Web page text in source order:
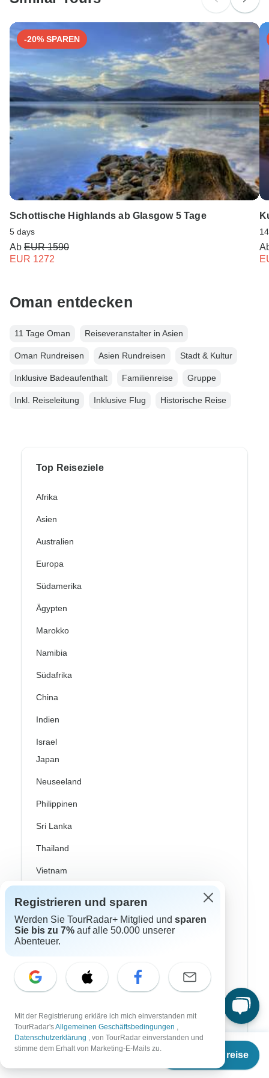
Termine & Preise
Unser Serviceteam ist 24 Stunden an 7 Tagen der Woche
für Sie da.
-20% SPAREN
Schottische Highlands ab Glasgow 5 Tage
5 days
Ab EUR 1590
EUR 1272
Oman entdecken
11 Tage Oman Reiseveranstalter in Asien
Oman Rundreisen Asien Rundreisen Stadt & Kultur
Inklusive Badeaufenthalt Familienreise Gruppe
Inkl. Reiseleitung Inklusive Flug Historische Reise
Top Reiseziele
Afrika
Asien
Australien
Europa
Südamerika
Ägypten
Marokko
Namibia
Südafrika
China
Indien
Israel
Japan
Neuseeland
Philippinen
Sri Lanka
Thailand
Vietnam
Griechenland
Großbritannien
Island
Kroatien
Norwegen
Osteuropa
Registrieren und sparen
Werden Sie TourRadar+ Mitglied und sparen
Sie bis zu 7% auf alle 50.000 unserer
Abenteuer.
Mit der Registrierung erkläre ich mich einverstanden mit
TourRadar'sAllgemeinen Geschäftsbedingungen ,
Datenschutzerklärung , von TourRadar einverstanden und
stimme dem Erhalt von Marketing-E-Mails zu.